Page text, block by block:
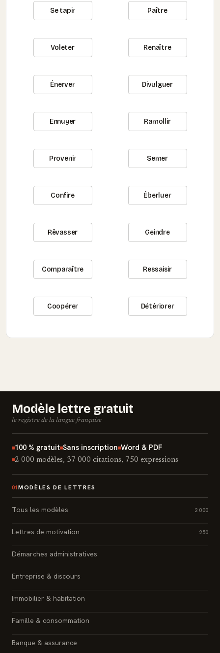
Se tapir Paître
Voleter Renaître
Énerver Divulguer
Ennuyer Ramollir
Provenir Semer
Confire Éberluer
Rêvasser Geindre
Comparaître Ressaisir
Coopérer Détériorer
Modèle lettre gratuit
le registre de la langue française
100 % gratuit Sans inscription Word & PDF
2 000 modèles, 37 000 citations, 750 expressions
01 MODÈLES DE LETTRES
Tous les modèles 2 000
Lettres de motivation 250
Démarches administratives
Entreprise & discours
Immobilier & habitation
Famille & consommation
Banque & assurance